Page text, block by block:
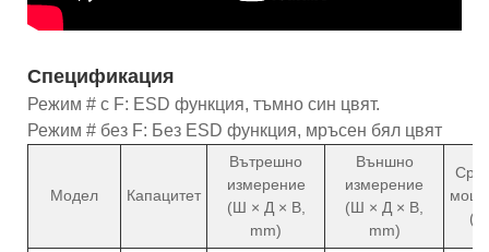
Спецификация
Режим # с F: ESD функция, тъмно син цвят.
Режим # без F: Без ESD функция, мръсен бял цвят
Модел Капацитет
Вътрешно
измерение
(Ш × Д × В,
mm)
Външно
измерение
(Ш × Д × В,
mm)